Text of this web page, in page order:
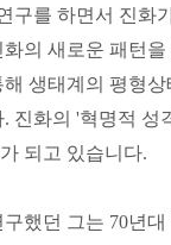
구를 하면서 진화
의 새로운 패턴
생태계의 평형
진화의 '혁명적
되고 있습니다.
했던 그는 70년